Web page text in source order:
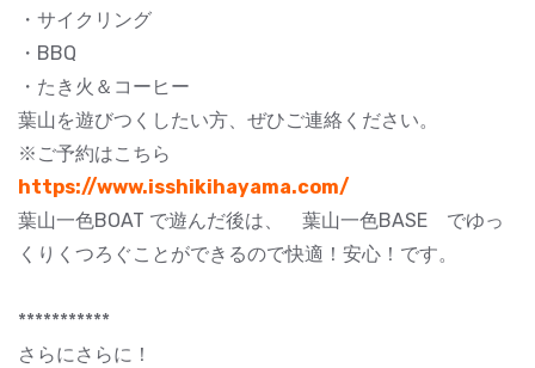
・サイクリング
・BBQ
・たき火＆コーヒー
葉山を遊びつくしたい方、ぜひご連絡ください。
※ご予約はこちら
https://www.isshikihayama.com/
葉山一色BOAT で遊んだ後は、 葉山一色BASE でゆっ
くりくつろぐことができるので快適！安心！です。
***********
さらにさらに！